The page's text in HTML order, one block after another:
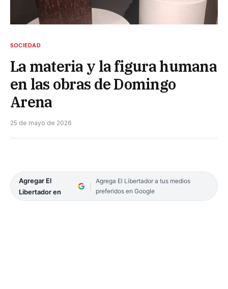
SOCIEDAD
La materia y la figura humana
en las obras de Domingo
Arena
25 de mayo de 2026
Agregar El
Libertador en
Agrega El Libertador a tus medios
preferidos en Google